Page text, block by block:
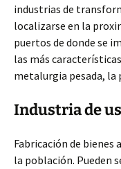
industrias de
localizarse en la
puertos de donde se
las más
metalurgia pesada, la
Industria de
Fabricación de bienes
la población. Pueden